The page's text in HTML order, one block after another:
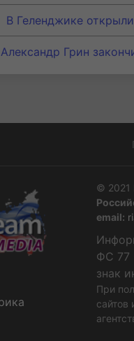
В Геленджике
Александр Грин
© 2021
email:
ФС 77
знак
При
сайтов